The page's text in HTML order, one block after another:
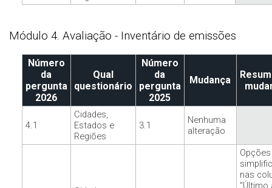
Módulo 4. Avaliação - Inventário de emissões
Número
da
pergunta
2026
Qual
questionário
Número
da
pergunta
2025
Mudança
4.1
Cidades,
Estados e
Regiões
3.1
Nenhuma
alteração
Opções
nas
"Último